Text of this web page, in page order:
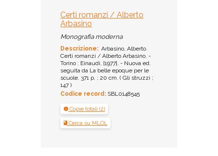
Certi romanzi / Alberto
Arbasino
Monografia moderna
Descrizione: Arbasino, Alberto.
Certi romanzi / Alberto Arbasino. -
Torino : Einaudi, [1977]. - Nuova ed.
seguita da La belle epoque per le
scuole. 371 p. ; 20 cm. ( Gli struzzi ;
147 )
Codice record: SBL0148545
Copie totali (2)
Cerca su MLOL